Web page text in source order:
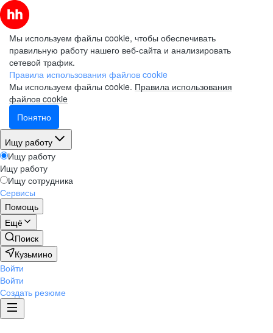
Мы используем файлы cookie, чтобы обеспечивать
правильную работу нашего веб-сайта и анализировать
сетевой трафик.
Правила использования файлов cookie
Мы используем файлы cookie. Правила использования
файлов cookie
Понятно
Ищу работу
Ищу работу
Ищу работу
Ищу сотрудника
Сервисы
Помощь
Ещё
Поиск
Кузьмино
Войти
Войти
Создать резюме